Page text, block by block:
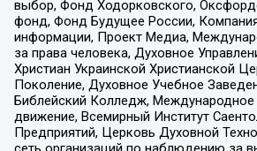
выбор, Фонд Ходорковского,
фонд, Фонд Будущее России,
информации, Проект Медиа,
за права человека, Духовное
Христиан Украинской Христианской
Поколение, Духовное Учебное
Библейский Колледж, Международное
движение, Всемирный Институт
Предприятий, Церковь Духовной